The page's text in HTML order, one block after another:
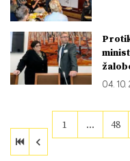
04. 10.
1 … 48